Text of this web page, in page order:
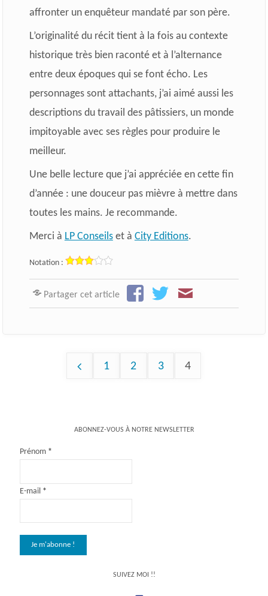
affronter un enquêteur mandaté par son père.
L’originalité du récit tient à la fois au contexte
historique très bien raconté et à l’alternance
entre deux époques qui se font écho. Les
personnages sont attachants, j’ai aimé aussi les
descriptions du travail des pâtissiers, un monde
impitoyable avec ses règles pour produire le
meilleur.
Une belle lecture que j’ai appréciée en cette fin
d’année : une douceur pas mièvre à mettre dans
toutes les mains. Je recommande.
Merci à LP Conseilset à City Editions.
Notation :
Partager cet article
1 2 3 4
ABONNEZ-VOUS À NOTRE NEWSLETTER
Prénom *
E-mail *
SUIVEZ MOI !!